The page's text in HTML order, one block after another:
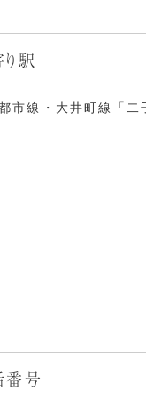
駅
市線・大井町線「二
番号